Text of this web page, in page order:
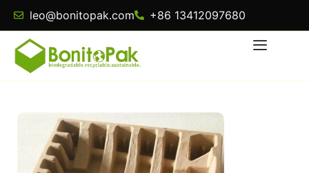
leo@bonitopak.com +86 13412097680